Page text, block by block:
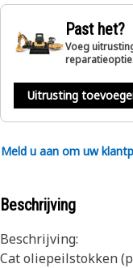
Past het?
Voeg
Uitrusting
Meld u aan om uw
Beschrijving
Beschrijving:
Cat oliepeilstokken